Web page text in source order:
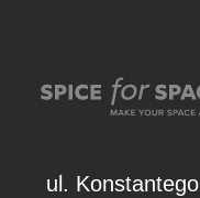
ul. Konstantego